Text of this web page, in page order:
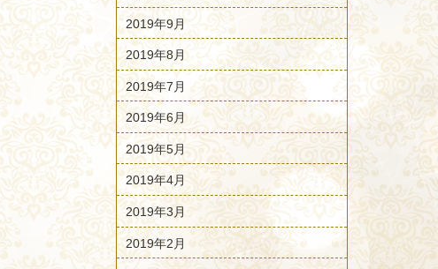
2019年9月
2019年8月
2019年7月
2019年6月
2019年5月
2019年4月
2019年3月
2019年2月